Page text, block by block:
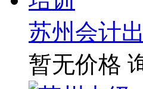
苏州会计
暂无价格